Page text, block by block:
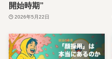
開始時期”
2026年5月22日